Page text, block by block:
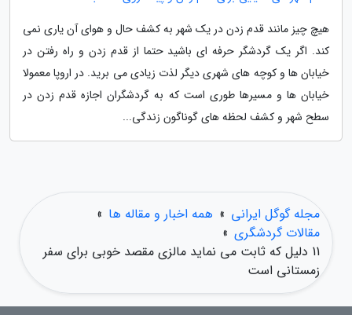
هیچ چیز مانند قدم زدن در یک شهر به کشف حال و هوای آن یاری نمی
کند. اگر یک گردشگر حرفه ای باشید حتما از قدم زدن و راه رفتن در
خیابان ها و کوچه های شهری دیگر لذت زیادی می برید. در اروپا معمولا
خیابان ها و مسیرها طوری است که به گردشگران اجازه قدم زدن در
سطح شهر و کشف لحظه های گوناگون زندگی...
مجله گوگل ایرانی » همه اخبار و مقاله ها »
مقالات گردشگری »
11 دلیل که ثابت می نماید مالزی مقصد خوبی برای سفر
زمستانی است